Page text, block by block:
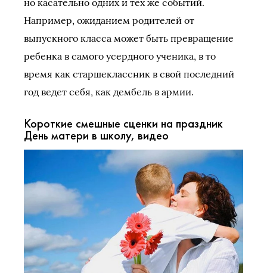
но касательно одних и тех же событий.
Например, ожиданием родителей от
выпускного класса может быть превращение
ребенка в самого усердного ученика, в то
время как старшеклассник в свой последний
год ведет себя, как дембель в армии.
Короткие смешные сценки на праздник
День матери в школу, видео